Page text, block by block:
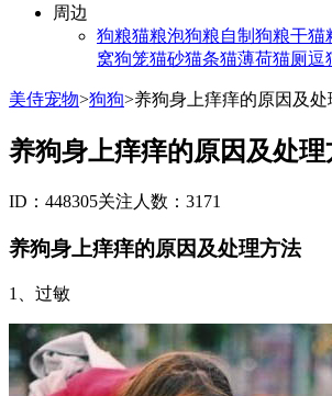
周边
狗粮猫粮泡狗粮自制狗粮干猫
窝狗笼猫砂猫条猫薄荷猫厕逗
美侍宠物>狗狗>养狗身上痒痒的原因及处
养狗身上痒痒的原因及处理
ID：448305关注人数：3171
养狗身上痒痒的原因及处理方法
1、过敏